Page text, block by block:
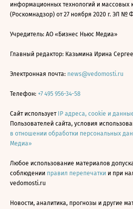
информационных технологий и массовых
(Роскомнадзор) от 27 ноября 2020 г. ЭЛ №
Учредитель: АО «Бизнес Ньюс Медиа»
Главный редактор: Казьмина Ирина
Электронная почта: news@vedomosti.ru
Телефон: +7 495 956-34-58
Сайт использует IP адреса, cookie и
Пользователей сайта, условия
в отношении обработки персональных
Медиа»
Любое использование материалов
соблюдении правил перепечатки и при
vedomosti.ru
Новости, аналитика, прогнозы и другие